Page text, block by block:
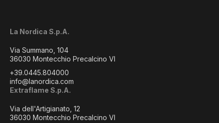
La Nordica S.p.A.
Via Summano, 104
36030 Montecchio Precalcino VI
+39.0445.804000
info@lanordica.com
Extraflame S.p.A.
Via dell'Artigianato, 12
36030 Montecchio Precalcino VI